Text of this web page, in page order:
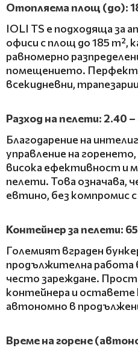
Отопляема площ (до):
IOLI TS е подходяща за
офиси с площ до 185 m²,
равномерно
помещението.
всекидневни,
Разход на пелети: 2.40
Благодарение на
управление на
висока ефективност и
пелети. Това означава,
евтино, без компромис
Контейнер за пелети:
Големият вграден
продължителна работа
често зареждане.
контейнера и оставете
автономно в
Време на горене